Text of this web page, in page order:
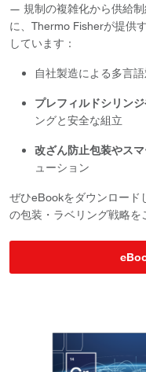
― 規制の複雑化から供給
に、Thermo Fisherが提供
しています：
自社製造による多言
プレフィルドシリン
ングと安全な組立
改ざん防止包装やス
ューション
ぜひeBookをダウンロード
の包装・ラベリング戦略を